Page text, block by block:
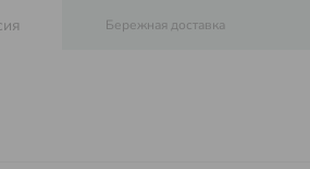
Бережная доставка